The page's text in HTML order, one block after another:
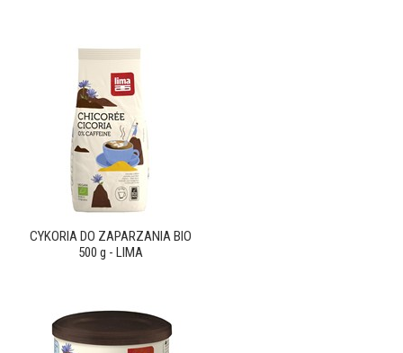
CYKORIA DO ZAPARZANIA BIO
500 g - LIMA